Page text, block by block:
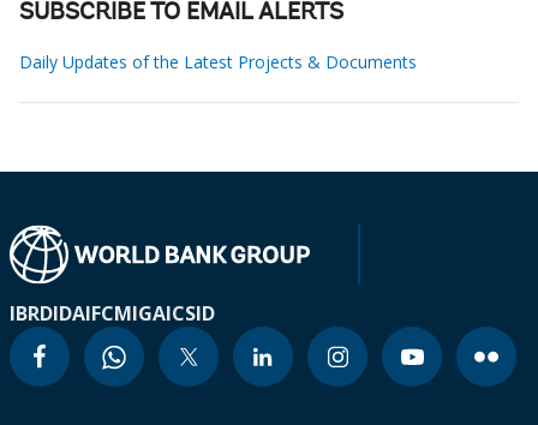
SUBSCRIBE TO EMAIL ALERTS
Daily Updates of the Latest Projects & Documents
IBRDIDAIFCMIGAICSID